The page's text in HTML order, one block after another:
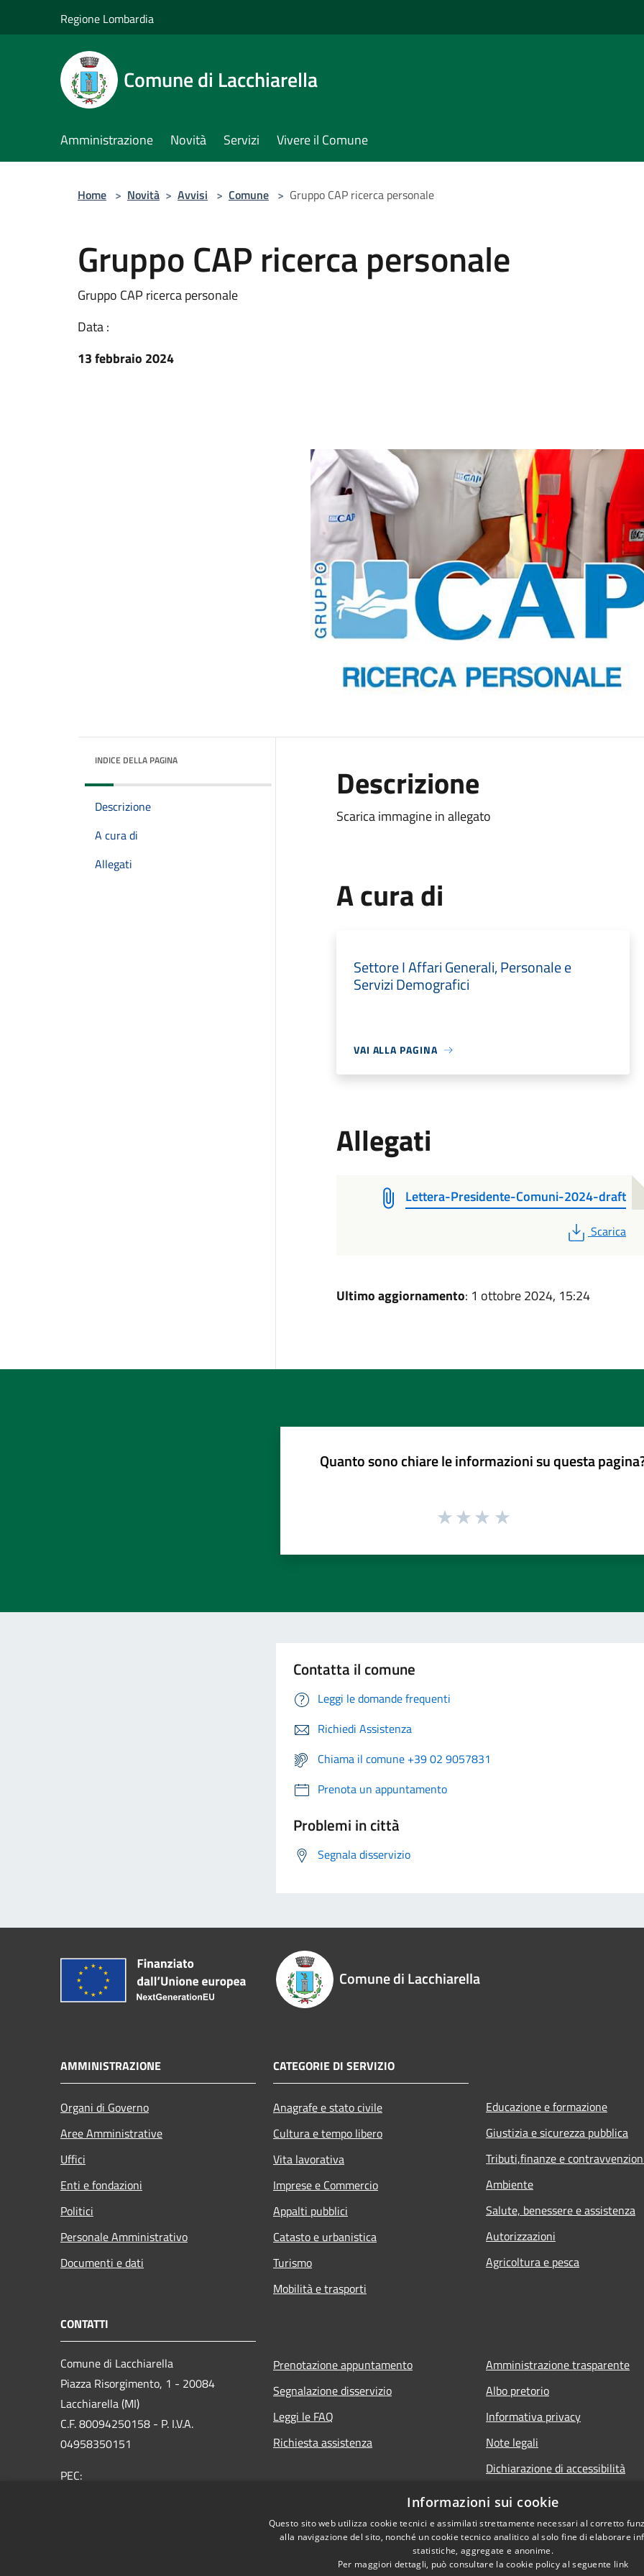
Regione Lombardia
Comune di Lacchiarella
Amministrazione Novità Servizi Vivere il Comune
Home > Novità > Avvisi > Comune > Gruppo CAP ricerca personale
Gruppo CAP ricerca personale
Gruppo CAP ricerca personale
Data :
13 febbraio 2024
INDICE DELLA PAGINA
Descrizione
A cura di
Allegati
Descrizione
Scarica immagine in allegato
A cura di
Settore I Affari Generali, Personale e
Servizi Demografici
VAI ALLA PAGINA
Allegati
Lettera-Presidente-Comuni-2024-draft
PDF
Scarica
Ultimo aggiornamento: 1 ottobre 2024, 15:24
Quanto sono chiare le informazioni su questa
Contatta il comune
Leggi le domande frequenti
Richiedi Assistenza
Chiama il comune +39 02 9057831
Prenota un appuntamento
Problemi in città
Segnala disservizio
Comune di Lacchiarella
AMMINISTRAZIONE
Organi di Governo
Aree Amministrative
Uffici
Enti e fondazioni
Politici
Personale Amministrativo
Documenti e dati
CATEGORIE DI SERVIZIO
Anagrafe e stato civile
Cultura e tempo libero
Vita lavorativa
Imprese e Commercio
Appalti pubblici
Catasto e urbanistica
Turismo
Mobilità e trasporti
Educazione e formazione
Giustizia e sicurezza pubblica
Tributi,finanze e
Ambiente
Salute, benessere e assistenza
Autorizzazioni
Agricoltura e pesca
CONTATTI
Comune di Lacchiarella
Piazza Risorgimento, 1 - 20084
Lacchiarella (MI)
C.F. 80094250158 - P. I.V.A.
04958350151
PEC:
Prenotazione appuntamento
Segnalazione disservizio
Leggi le FAQ
Richiesta assistenza
Amministrazione trasparente
Albo pretorio
Informativa privacy
Note legali
Dichiarazione di accessibilità
Informazioni sui cookie
Questo sito web utilizza cookie tecnici e assimilati strettamente necessari al corretto
alla navigazione del sito, nonché un cookie tecnico analitico al solo fine di elaborare
statistiche, aggregate e anonime.
Per maggiori dettagli, può consultare la cookie policy al seguente link